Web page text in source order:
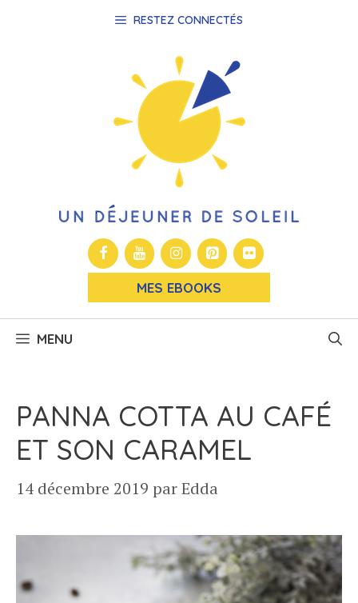
RESTEZ CONNECTÉS
MES EBOOKS
MENU
PANNA COTTA AU CAFÉ
ET SON CARAMEL
14 décembre 2019 parEdda